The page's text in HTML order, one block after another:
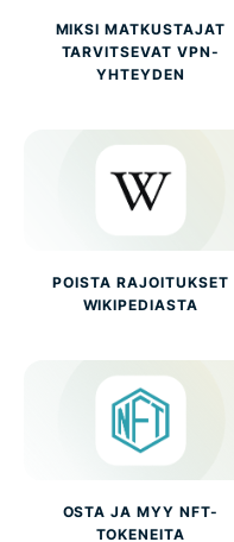
MIKSI MATKUSTAJAT
TARVITSEVAT VPN-
YHTEYDEN
POISTA RAJOITUKSET
WIKIPEDIASTA
OSTA JA MYY NFT-
TOKENEITA